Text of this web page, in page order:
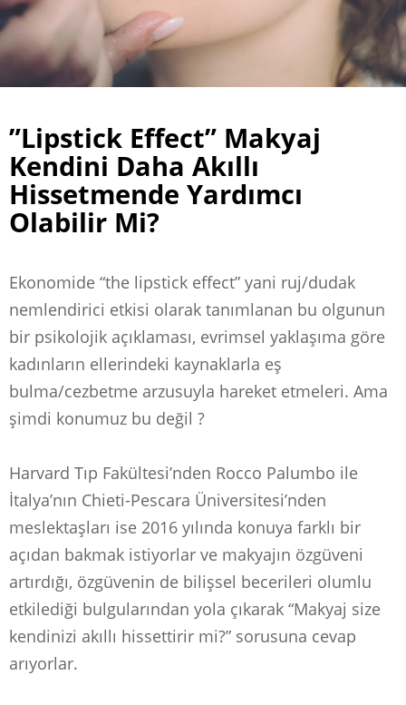
”Lipstick Effect” Makyaj
Kendini Daha Akıllı
Hissetmende Yardımcı
Olabilir Mi?
Ekonomide “the lipstick effect” yani ruj/dudak
nemlendirici etkisi olarak tanımlanan bu olgunun
bir psikolojik açıklaması, evrimsel yaklaşıma göre
kadınların ellerindeki kaynaklarla eş
bulma/cezbetme arzusuyla hareket etmeleri. Ama
şimdi konumuz bu değil ?⁣
Harvard Tıp Fakültesi’nden Rocco Palumbo ile
İtalya’nın Chieti-Pescara Üniversitesi’nden
meslektaşları ise 2016 yılında konuya farklı bir
açıdan bakmak istiyorlar ve makyajın özgüveni
artırdığı, özgüvenin de bilişsel becerileri olumlu
etkilediği bulgularından yola çıkarak “Makyaj size
kendinizi akıllı hissettirir mi?” sorusuna cevap
arıyorlar.⁣